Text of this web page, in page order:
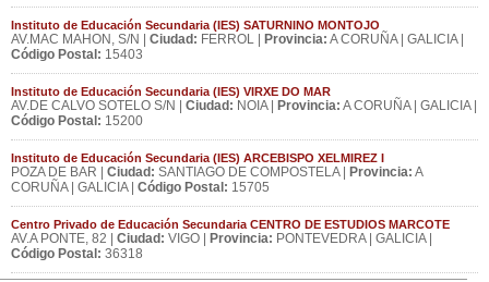
Instituto de Educación Secundaria (IES) SATURNINO MONTOJO
AV.MAC MAHON, S/N | Ciudad: FERROL | Provincia: A CORUÑA | GALICIA |
Código Postal: 15403
Instituto de Educación Secundaria (IES) VIRXE DO MAR
AV.DE CALVO SOTELO S/N | Ciudad: NOIA | Provincia: A CORUÑA | GALICIA |
Código Postal: 15200
Instituto de Educación Secundaria (IES) ARCEBISPO XELMIREZ I
POZA DE BAR | Ciudad: SANTIAGO DE COMPOSTELA | Provincia: A
CORUÑA | GALICIA | Código Postal: 15705
Centro Privado de Educación Secundaria CENTRO DE ESTUDIOS MARCOTE
AV.A PONTE, 82 | Ciudad: VIGO | Provincia: PONTEVEDRA | GALICIA |
Código Postal: 36318